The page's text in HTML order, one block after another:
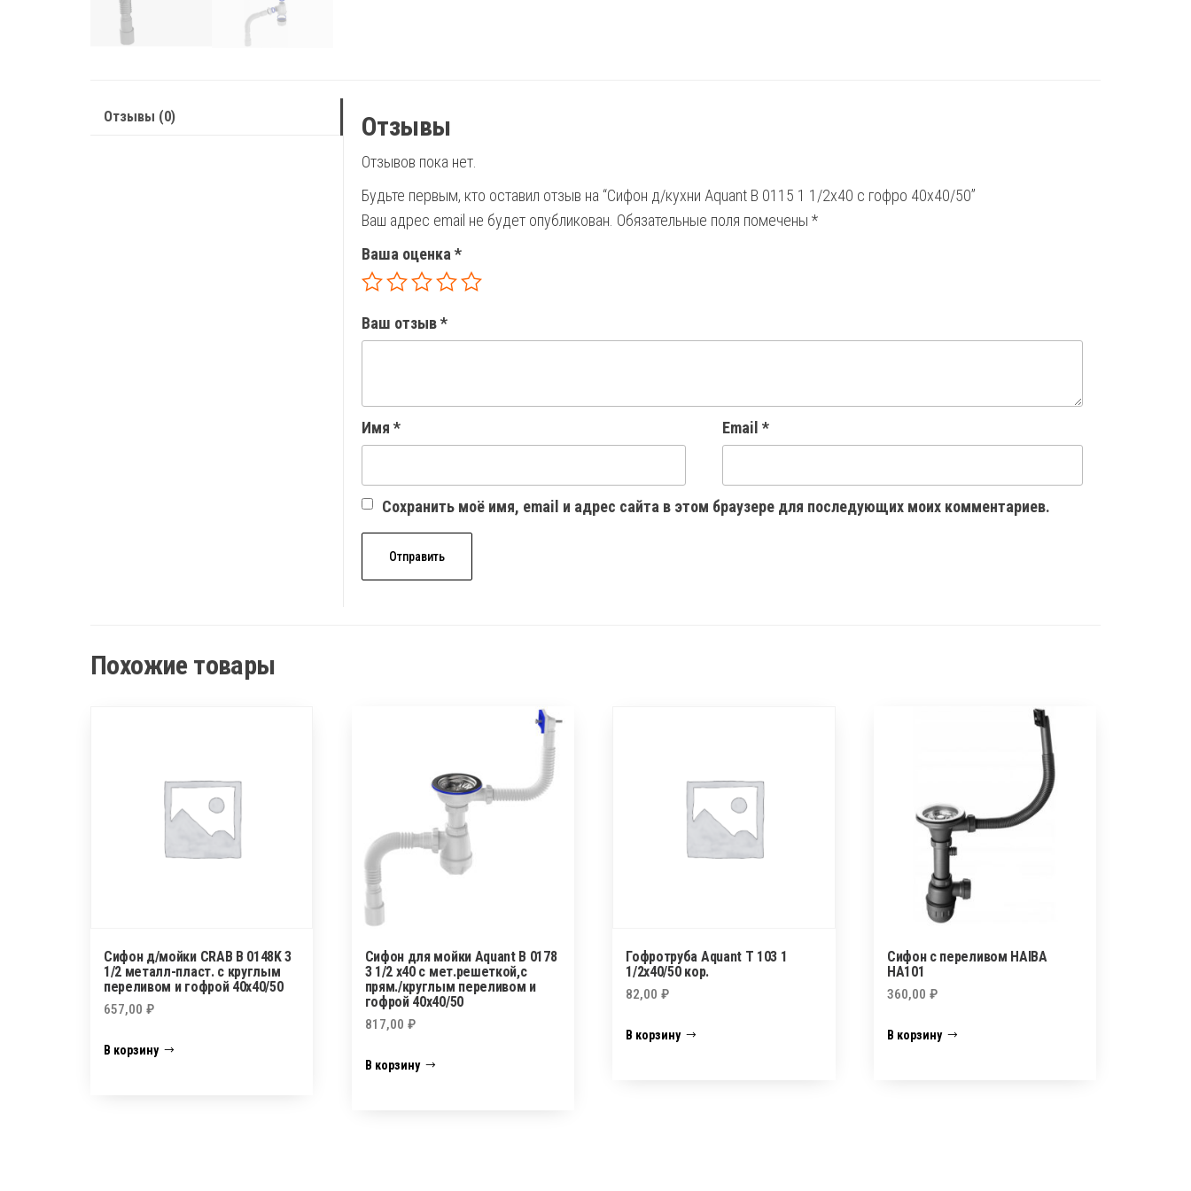
Отзывы (0) Отзывы
Отзывов пока нет.
Будьте первым, кто оставил отзыв на “Сифон д/кухни Aquant В 0115 1 1/2х40 с гофро 40х40/50”
Ваш адрес email не будет опубликован. Обязательные поля помечены *
Ваша оценка *
Ваш отзыв*
Имя * Email *
Сохранить моё имя, email и адрес сайта в этом браузере для последующих моих комментариев.
Похожие товары
Сифон д/мойки CRAB В 0148K 3
1/2 металл-пласт. с круглым
переливом и гофрой 40х40/50
657,00 ₽
В корзину
Сифон для мойки Aquant B 0178
3 1/2 х40 с мет.решеткой,с
прям./круглым переливом и
гофрой 40х40/50
817,00 ₽
В корзину
Гофротруба Aquant Т 103 1
1/2х40/50 кор.
82,00₽
В корзину
Сифон с переливом HAIBA
HA101
360,00₽
В корзину